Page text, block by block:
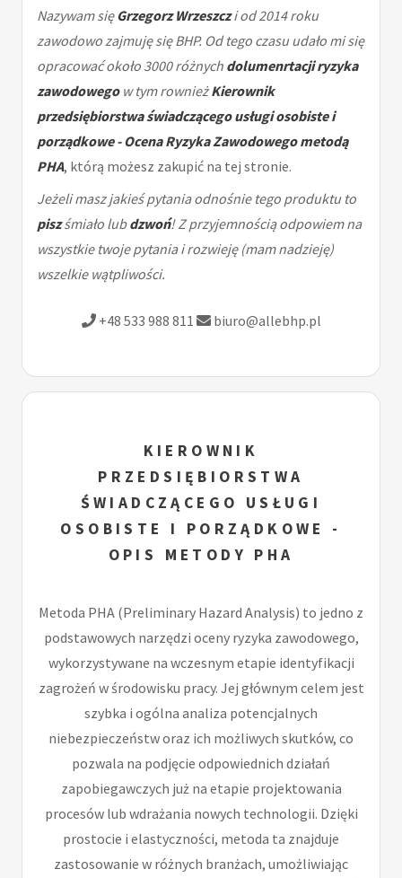
Nazywam sięGrzegorz Wrzeszczi od 2014 roku
zawodowo zajmuję się BHP. Od tego czasu udało mi się
opracować około 3000 różnych dolumenrtacji ryzyka
zawodowegow tym rownieżKierownik
przedsiębiorstwa świadczącego usługi osobiste i
porządkowe - Ocena Ryzyka Zawodowego metodą
PHA, którą możesz zakupić na tej stronie.
Jeżeli masz jakieś pytania odnośnie tego produktu to
piszśmiało lubdzwoń! Z przyjemnością odpowiem na
wszystkie twoje pytania i rozwieję (mam nadzieję)
wszelkie wątpliwości.
+48 533 988 811 biuro@allebhp.pl
KIEROWNIK
PRZEDSIĘBIORSTWA
ŚWIADCZĄCEGO USŁUGI
OSOBISTE I PORZĄDKOWE -
OPIS METODY PHA
Metoda PHA (Preliminary Hazard Analysis) to jedno z
podstawowych narzędzi oceny ryzyka zawodowego,
wykorzystywane na wczesnym etapie identyfikacji
zagrożeń w środowisku pracy. Jej głównym celem jest
szybka i ogólna analiza potencjalnych
niebezpieczeństw oraz ich możliwych skutków, co
pozwala na podjęcie odpowiednich działań
zapobiegawczych już na etapie projektowania
procesów lub wdrażania nowych technologii. Dzięki
prostocie i elastyczności, metoda ta znajduje
zastosowanie w różnych branżach, umożliwiając